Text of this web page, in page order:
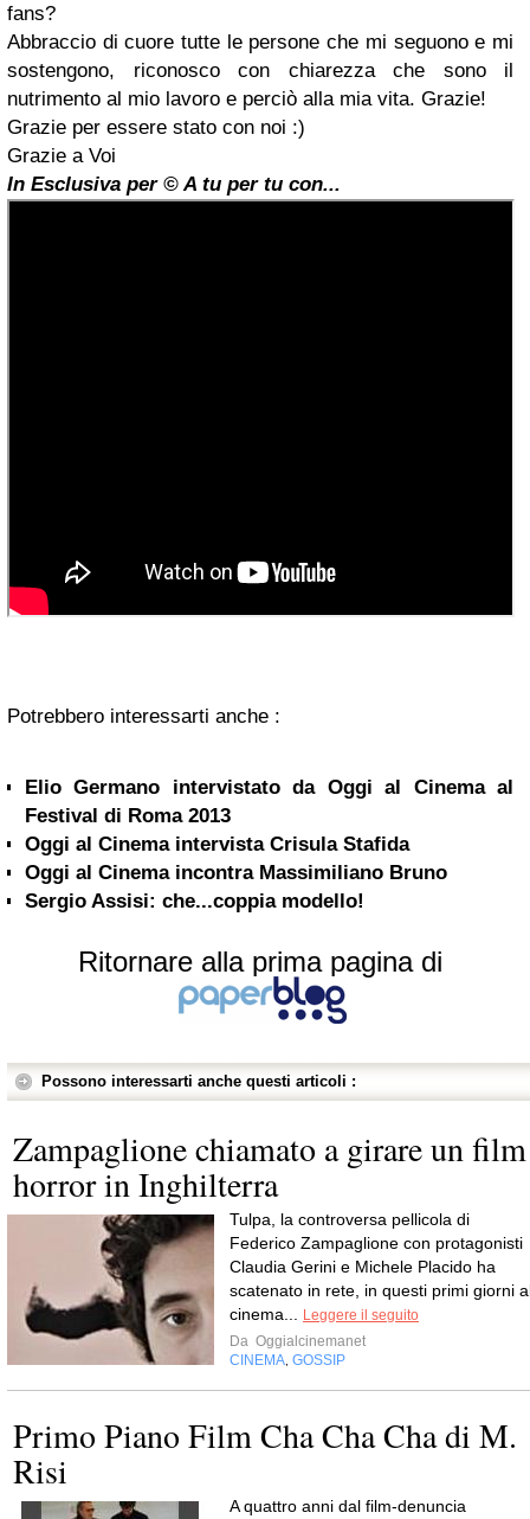
fans?
Abbraccio di cuore tutte le persone che mi seguono e mi
sostengono, riconosco con chiarezza che sono il
nutrimento al mio lavoro e perciò alla mia vita. Grazie!
Grazie per essere stato con noi :)
Grazie a Voi
In Esclusiva per © A tu per tu con...
Potrebbero interessarti anche :
Elio Germano intervistato da Oggi al Cinema al
Festival di Roma 2013
Oggi al Cinema intervista Crisula Stafida
Oggi al Cinema incontra Massimiliano Bruno
Sergio Assisi: che...coppia modello!
Ritornare alla prima pagina di
Possono interessarti anche questi articoli :
Zampaglione chiamato a girare un film
horror in Inghilterra
Tulpa, la controversa pellicola di
Federico Zampaglione con protagonisti
Claudia Gerini e Michele Placido ha
scatenato in rete, in questi primi giorni
cinema...
Leggere il seguito
Da Oggialcinemanet
CINEMA GOSSIP
Primo Piano Film Cha Cha Cha di M.
Risi
A quattro anni dal film-denuncia